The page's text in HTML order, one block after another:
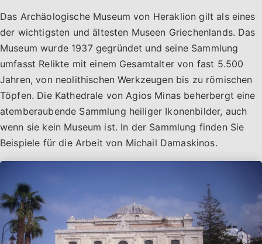
Das Archäologische Museum von Heraklion gilt als eines
der wichtigsten und ältesten Museen Griechenlands. Das
Museum wurde 1937 gegründet und seine Sammlung
umfasst Relikte mit einem Gesamtalter von fast 5.500
Jahren, von neolithischen Werkzeugen bis zu römischen
Töpfen. Die Kathedrale von Agios Minas beherbergt eine
atemberaubende Sammlung heiliger Ikonenbilder, auch
wenn sie kein Museum ist. In der Sammlung finden Sie
Beispiele für die Arbeit von Michail Damaskinos.